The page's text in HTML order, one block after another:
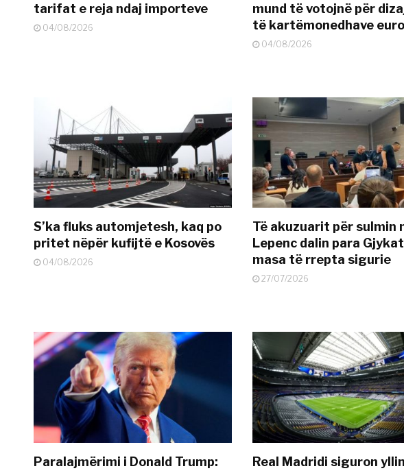
tarifat e reja ndaj importeve
04/08/2026
mund të votojnë për
të kartëmonedhave euro
04/08/2026
S’ka fluks automjetesh, kaq po
pritet nëpër kufijtë e Kosovës
04/08/2026
Të akuzuarit për sulmin
Lepenc dalin para
masa të rrepta sigurie
27/07/2026
Paralajmërimi i Donald Trump:
Real Madridi siguron